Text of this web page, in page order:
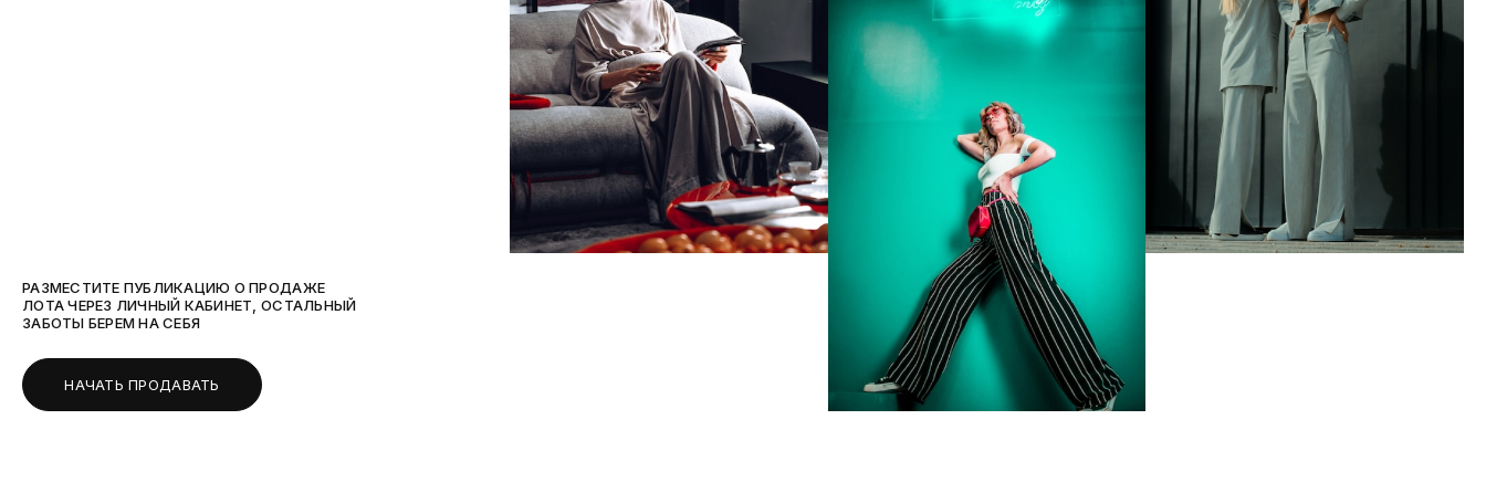
РАЗМЕСТИТЕ ПУБЛИКАЦИЮ О ПРОДАЖЕ
ЛОТА ЧЕРЕЗ ЛИЧНЫЙ КАБИНЕТ, ОСТАЛЬНЫЙ
ЗАБОТЫ БЕРЕМ НА СЕБЯ
НАЧАТЬ ПРОДАВАТЬ